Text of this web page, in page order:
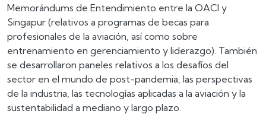
Memorándums de Entendimiento entre la OACI y
Singapur (relativos a programas de becas para
profesionales de la aviación, así como sobre
entrenamiento en gerenciamiento y liderazgo). También
se desarrollaron paneles relativos a los desafíos del
sector en el mundo de post-pandemia, las perspectivas
de la industria, las tecnologías aplicadas a la aviación y la
sustentabilidad a mediano y largo plazo.